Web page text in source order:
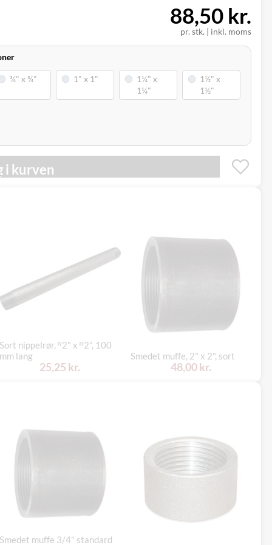
pr. stk. | inkl. moms
88,50 kr.
i kurven
Sort nippelrør, ᴿ2" x ᴿ2", 100
mm lang
25,25 kr.
Smedet muffe, 2" x 2", sort
48,00 kr.
Smedet muffe 3/4" standard